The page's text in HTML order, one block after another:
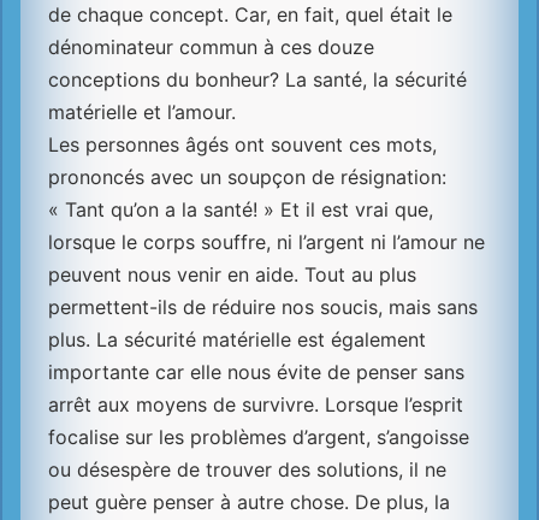
de chaque concept. Car, en fait, quel était le
dénominateur commun à ces douze
conceptions du bonheur? La santé, la sécurité
matérielle et l’amour.
Les personnes âgés ont souvent ces mots,
prononcés avec un soupçon de résignation:
« Tant qu’on a la santé! » Et il est vrai que,
lorsque le corps souffre, ni l’argent ni l’amour ne
peuvent nous venir en aide. Tout au plus
permettent-ils de réduire nos soucis, mais sans
plus. La sécurité matérielle est également
importante car elle nous évite de penser sans
arrêt aux moyens de survivre. Lorsque l’esprit
focalise sur les problèmes d’argent, s’angoisse
ou désespère de trouver des solutions, il ne
peut guère penser à autre chose. De plus, la